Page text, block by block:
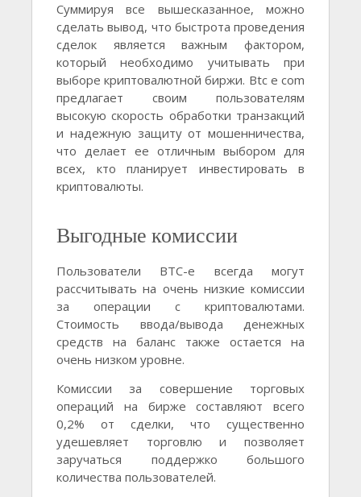
Суммируя все вышесказанное, можно
сделать вывод, что быстрота проведения
сделок является важным фактором,
который необходимо учитывать при
выборе криптовалютной биржи. Btc e com
предлагает своим пользователям
высокую скорость обработки транзакций
и надежную защиту от мошенничества,
что делает ее отличным выбором для
всех, кто планирует инвестировать в
криптовалюты.
Выгодные комиссии
Пользователи BTC-e всегда могут
рассчитывать на очень низкие комиссии
за операции с криптовалютами.
Стоимость ввода/вывода денежных
средств на баланс также остается на
очень низком уровне.
Комиссии за совершение торговых
операций на бирже составляют всего
0,2% от сделки, что существенно
удешевляет торговлю и позволяет
заручаться поддержко большого
количества пользователей.